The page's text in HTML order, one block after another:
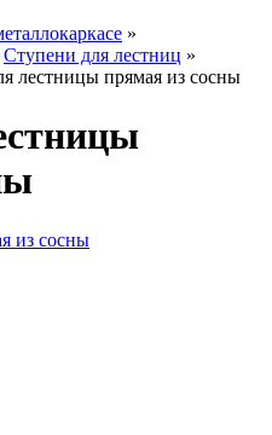
»
Ступени для лестниц »
лестницы прямая из сосны